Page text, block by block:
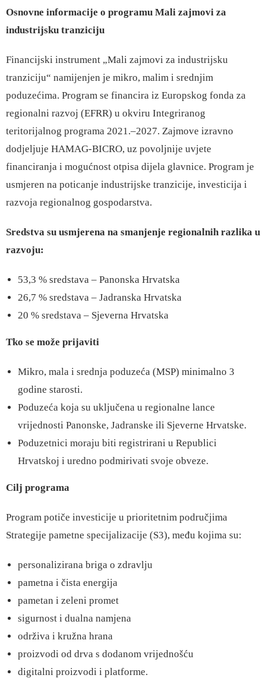
Osnovne informacije o programu Mali zajmovi za
industrijsku tranziciju
Financijski instrument „Mali zajmovi za industrijsku
tranziciju“ namijenjen je mikro, malim i srednjim
poduzećima. Program se financira iz Europskog fonda za
regionalni razvoj (EFRR) u okviru Integriranog
teritorijalnog programa 2021.–2027. Zajmove izravno
dodjeljuje HAMAG-BICRO, uz povoljnije uvjete
financiranja i mogućnost otpisa dijela glavnice. Program je
usmjeren na poticanje industrijske tranzicije, investicija i
razvoja regionalnog gospodarstva.
Sredstva su usmjerena na smanjenje regionalnih razlika u
razvoju:
53,3 % sredstava – Panonska Hrvatska
26,7 % sredstava – Jadranska Hrvatska
20 % sredstava – Sjeverna Hrvatska
Tko se može prijaviti
Mikro, mala i srednja poduzeća (MSP) minimalno 3
godine starosti.
Poduzeća koja su uključena u regionalne lance
vrijednosti Panonske, Jadranske ili Sjeverne Hrvatske.
Poduzetnici moraju biti registrirani u Republici
Hrvatskoj i uredno podmirivati svoje obveze.
Cilj programa
Program potiče investicije u prioritetnim područjima
Strategije pametne specijalizacije (S3), među kojima su:
personalizirana briga o zdravlju
pametna i čista energija
pametan i zeleni promet
sigurnost i dualna namjena
održiva i kružna hrana
proizvodi od drva s dodanom vrijednošću
digitalni proizvodi i platforme.